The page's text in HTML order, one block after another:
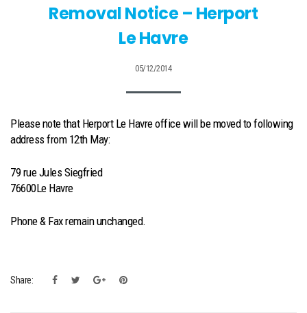
Removal Notice – Herport
Le Havre
05/12/2014
Please note that Herport Le Havre office will be moved to following
address from 12th May:
79 rue Jules Siegfried
76600Le Havre
Phone & Fax remain unchanged.
Share: